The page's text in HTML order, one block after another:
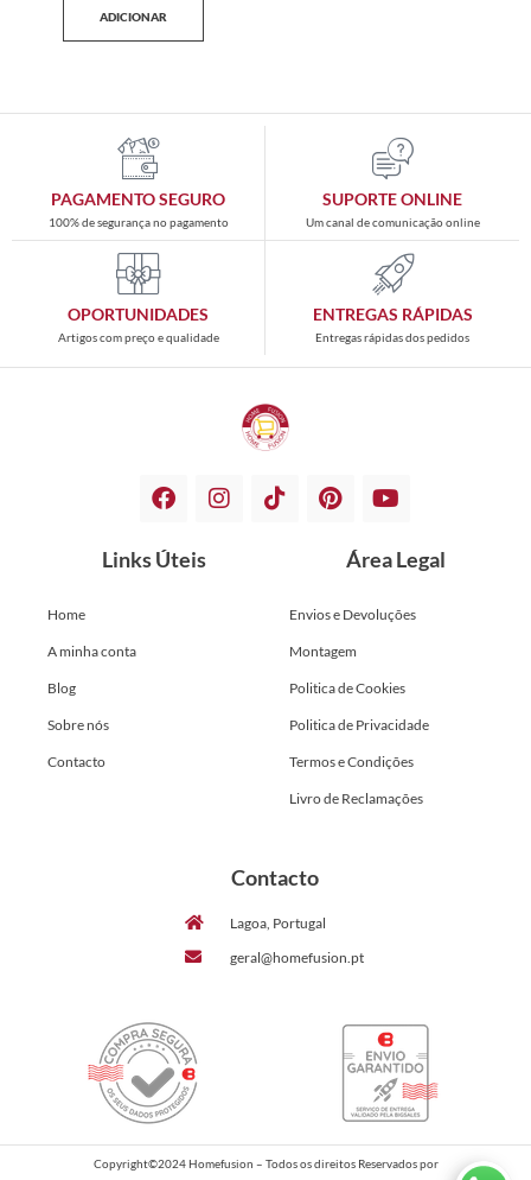
ADICIONAR
PAGAMENTO SEGURO
100% de segurança no pagamento
SUPORTE ONLINE
Um canal de comunicação online
OPORTUNIDADES
Artigos com preço e qualidade
ENTREGAS RÁPIDAS
Entregas rápidas dos pedidos
Links Úteis
Home
A minha conta
Blog
Sobre nós
Contacto
Área Legal
Envios e Devoluções
Montagem
Politica de Cookies
Politica de Privacidade
Termos e Condições
Livro de Reclamações
Contacto
Lagoa, Portugal
geral@homefusion.pt
Copyright©2024 Homefusion – Todos os direitos Reservados por